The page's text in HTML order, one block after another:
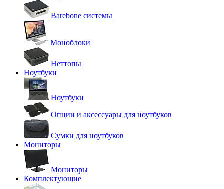
Barebone системы
Моноблоки
Неттопы
Ноутбуки
Ноутбуки
Опции и аксессуары для ноутбуков
Сумки для ноутбуков
Мониторы
Мониторы
Комплектующие